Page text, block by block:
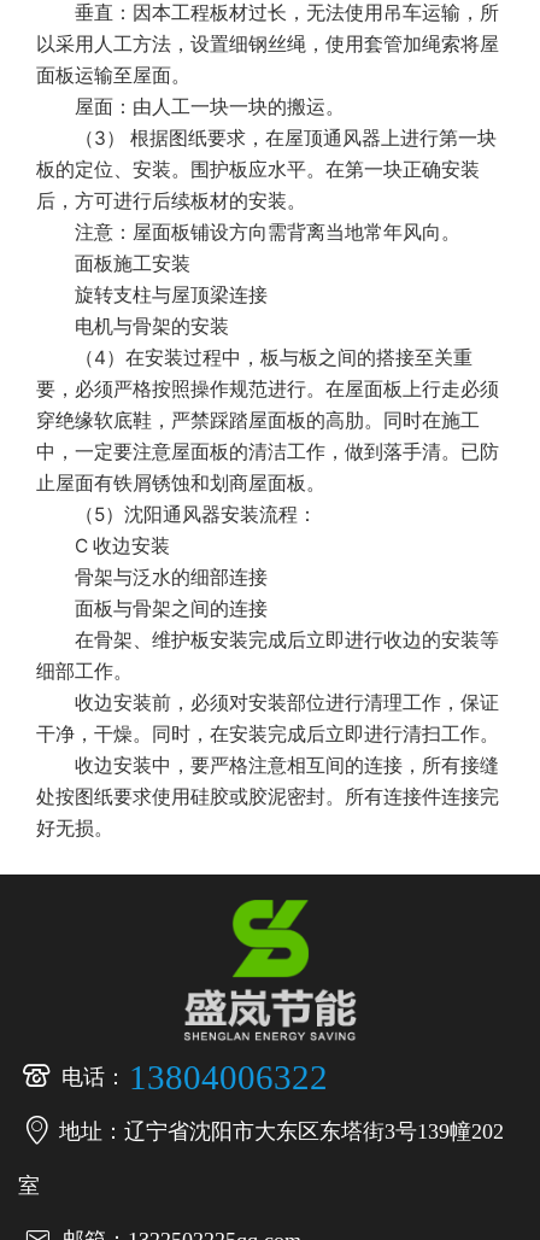
垂直：因本工程板材过长，无法使用吊车运输，所
以采用人工方法，设置细钢丝绳，使用套管加绳索将屋
面板运输至屋面。
屋面：由人工一块一块的搬运。
（3） 根据图纸要求，在屋顶通风器上进行第一块
板的定位、安装。围护板应水平。在第一块正确安装
后，方可进行后续板材的安装。
注意：屋面板铺设方向需背离当地常年风向。
面板施工安装
旋转支柱与屋顶梁连接
电机与骨架的安装
（4）在安装过程中，板与板之间的搭接至关重
要，必须严格按照操作规范进行。在屋面板上行走必须
穿绝缘软底鞋，严禁踩踏屋面板的高肋。同时在施工
中，一定要注意屋面板的清洁工作，做到落手清。已防
止屋面有铁屑锈蚀和划商屋面板。
（5）沈阳通风器安装流程：
C 收边安装
骨架与泛水的细部连接
面板与骨架之间的连接
在骨架、维护板安装完成后立即进行收边的安装等
细部工作。
收边安装前，必须对安装部位进行清理工作，保证
干净，干燥。同时，在安装完成后立即进行清扫工作。
收边安装中，要严格注意相互间的连接，所有接缝
处按图纸要求使用硅胶或胶泥密封。所有连接件连接完
好无损。
 电话： 13804006322
 地址：辽宁省沈阳市大东区东塔街3号139幢202
室